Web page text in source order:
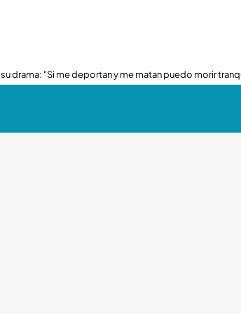
drama: "Si me deportan y me matan puedo morir